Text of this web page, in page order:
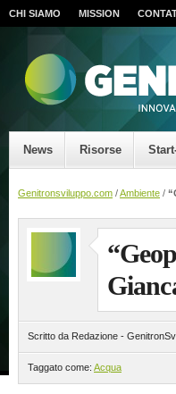
CHI SIAMO MISSION
News Risorse
Genitronsviluppo.com /Ambiente /
Scritto da Redazione -
Taggato come: Acqua